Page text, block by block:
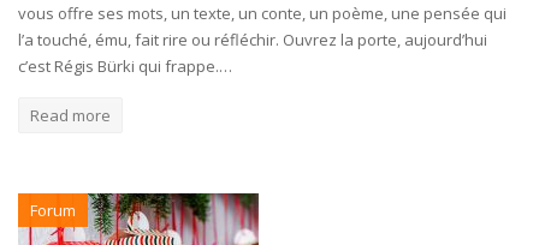
vous offre ses mots, un texte, un conte, un poème, une pensée qui
l’a touché, ému, fait rire ou réfléchir. Ouvrez la porte, aujourd’hui
c’est Régis Bürki qui frappe.…
Read more
Forum